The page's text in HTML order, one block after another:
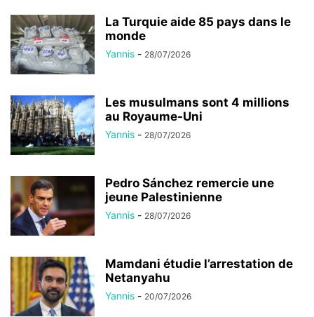
La Turquie aide 85 pays dans le
monde
Yannis - 28/07/2026
Les musulmans sont 4 millions
au Royaume-Uni
Yannis - 28/07/2026
Pedro Sánchez remercie une
jeune Palestinienne
Yannis - 28/07/2026
Mamdani étudie l’arrestation de
Netanyahu
Yannis - 20/07/2026